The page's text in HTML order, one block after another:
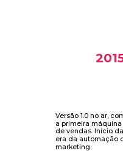
Versão 1.0 no ar,
a primeira máquina
de vendas. Início da
era da automação
marketing.